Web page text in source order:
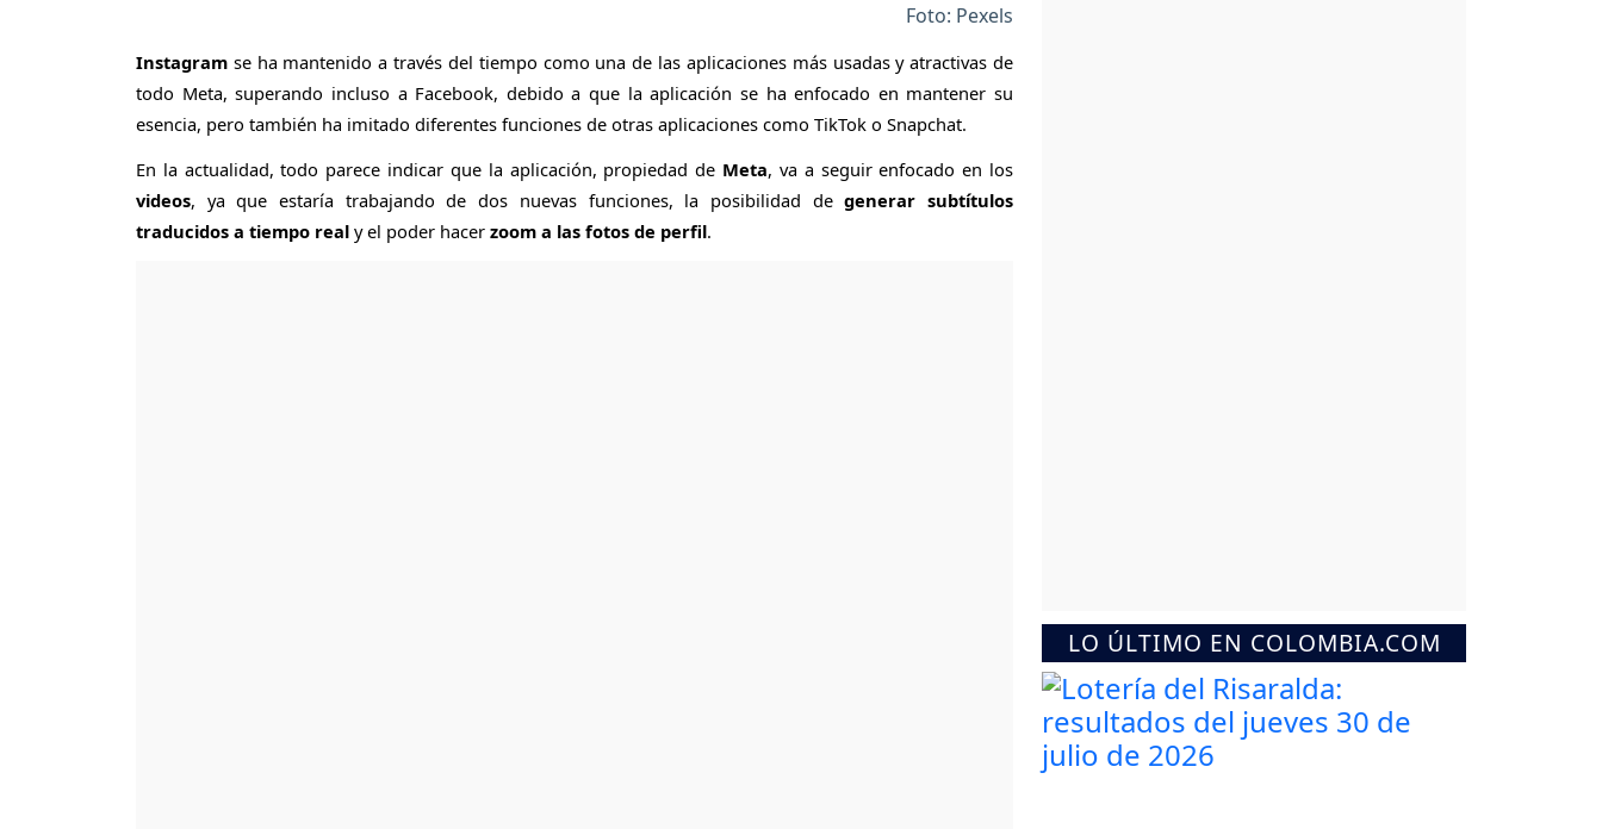
Foto: Pexels
Instagram se ha mantenido a través del tiempo como una de las aplicaciones más usadas y atractivas de
todo Meta, superando incluso a Facebook, debido a que la aplicación se ha enfocado en mantener su
esencia, pero también ha imitado diferentes funciones de otras aplicaciones como TikTok o Snapchat.
En la actualidad, todo parece indicar que la aplicación, propiedad de Meta, va a seguir enfocado en los
videos, ya que estaría trabajando de dos nuevas funciones, la posibilidad degenerar subtítulos
traducidos a tiempo real y el poder hacer zoom a las fotos de perfil.
LO ÚLTIMO EN COLOMBIA.COM